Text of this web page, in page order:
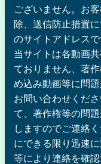
ございません。お
除、送信防止措置
のサイトアドレス
当サイトは各動画
ておりません、著
め込み動画等に問
お問い合わせくだ
て、著作権等の問
しますのでご連絡
にできる限り迅速
等により連絡を確